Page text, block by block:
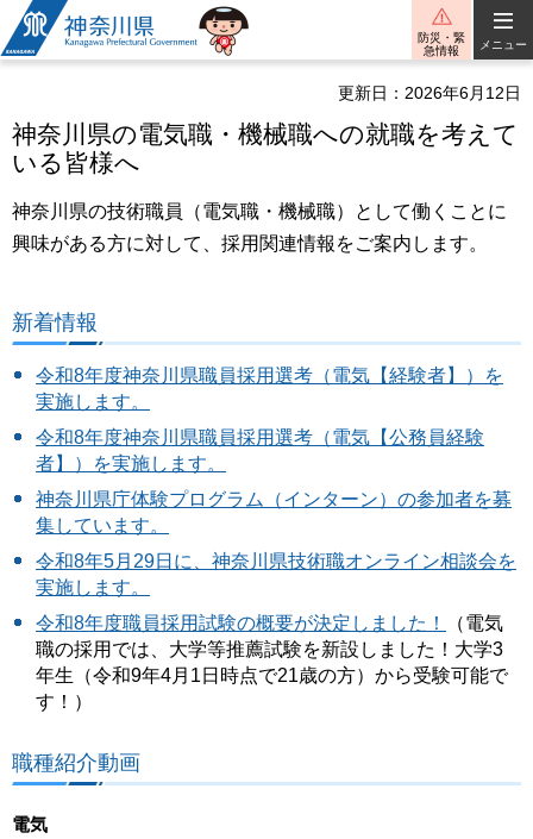
神奈川県
防災・緊
急情報
メニュー
更新日：2026年6月12日
神奈川県の電気職・機械職への就職を考えて
いる皆様へ
神奈川県の技術職員（電気職・機械職）として働くことに
興味がある方に対して、採用関連情報をご案内します。
新着情報
令和8年度神奈川県職員採用選考（電気【経験者】）を
実施します。
令和8年度神奈川県職員採用選考（電気【公務員経験
者】）を実施します。
神奈川県庁体験プログラム（インターン）の参加者を募
集しています。
令和8年5月29日に、神奈川県技術職オンライン相談会を
実施します。
令和8年度職員採用試験の概要が決定しました！
（電気
職の採用では、大学等推薦試験を新設しました！大学3
年生（令和9年4月1日時点で21歳の方）から受験可能で
す！）
職種紹介動画
電気